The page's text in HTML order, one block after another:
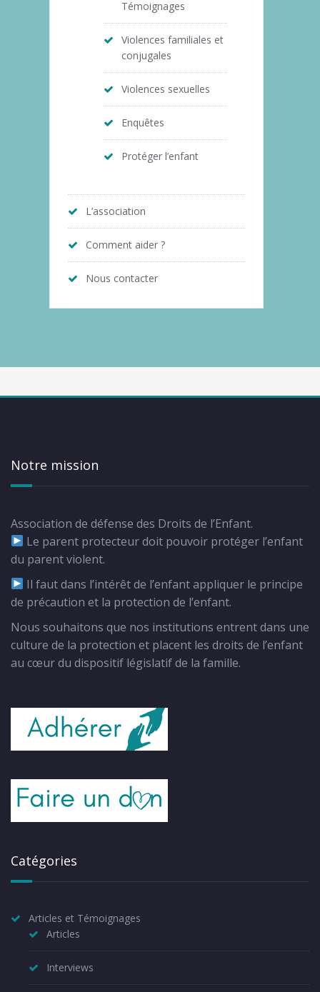
Témoignages
Violences familiales et
conjugales
Violences sexuelles
Enquêtes
Protéger l’enfant
L’association
Comment aider ?
Nous contacter
Notre mission
Association de défense des Droits de l’Enfant.
Le parent protecteur doit pouvoir protéger l’enfant
du parent violent.
Il faut dans l’intérêt de l’enfant appliquer le principe
de précaution et la protection de l’enfant.
Nous souhaitons que nos institutions entrent dans une
culture de la protection et placent les droits de l’enfant
au cœur du dispositif législatif de la famille.
Catégories
Articles et Témoignages
Articles
Interviews